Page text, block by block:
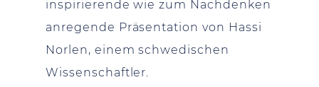
inspirierende wie zum Nachdenken
anregende Präsentation von Hassi
Norlen, einem schwedischen
Wissenschaftler.